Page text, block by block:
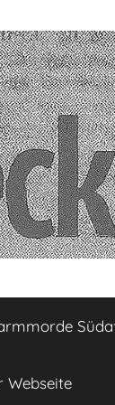
Webseite